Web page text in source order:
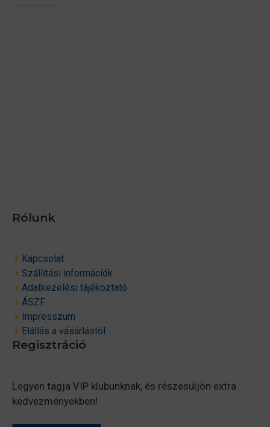
Rólunk
Kapcsolat
Szállítási információk
Adatkezelési tájékoztató
ÁSZF
Impresszum
Elállás a vásárlástól
Regisztráció
Legyen tagja VIP klubunknak, és részesüljön extra
kedvezményekben!